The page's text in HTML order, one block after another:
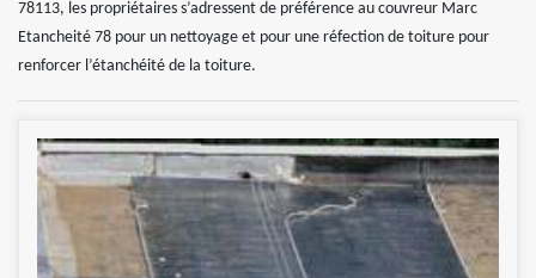
78113, les propriétaires s’adressent de préférence au couvreur Marc
Etancheité 78 pour un nettoyage et pour une réfection de toiture pour
renforcer l’étanchéité de la toiture.